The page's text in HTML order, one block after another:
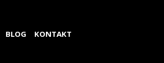
BLOG KONTAKT